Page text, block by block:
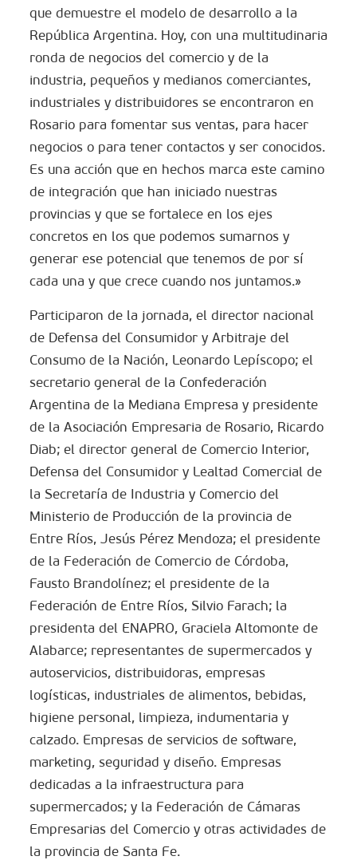
que demuestre el modelo de desarrollo a la
República Argentina. Hoy, con una multitudinaria
ronda de negocios del comercio y de la
industria, pequeños y medianos comerciantes,
industriales y distribuidores se encontraron en
Rosario para fomentar sus ventas, para hacer
negocios o para tener contactos y ser conocidos.
Es una acción que en hechos marca este camino
de integración que han iniciado nuestras
provincias y que se fortalece en los ejes
concretos en los que podemos sumarnos y
generar ese potencial que tenemos de por sí
cada una y que crece cuando nos juntamos.»
Participaron de la jornada, el director nacional
de Defensa del Consumidor y Arbitraje del
Consumo de la Nación, Leonardo Lepíscopo; el
secretario general de la Confederación
Argentina de la Mediana Empresa y presidente
de la Asociación Empresaria de Rosario, Ricardo
Diab; el director general de Comercio Interior,
Defensa del Consumidor y Lealtad Comercial de
la Secretaría de Industria y Comercio del
Ministerio de Producción de la provincia de
Entre Ríos, Jesús Pérez Mendoza; el presidente
de la Federación de Comercio de Córdoba,
Fausto Brandolínez; el presidente de la
Federación de Entre Ríos, Silvio Farach; la
presidenta del ENAPRO, Graciela Altomonte de
Alabarce; representantes de supermercados y
autoservicios, distribuidoras, empresas
logísticas, industriales de alimentos, bebidas,
higiene personal, limpieza, indumentaria y
calzado. Empresas de servicios de software,
marketing, seguridad y diseño. Empresas
dedicadas a la infraestructura para
supermercados; y la Federación de Cámaras
Empresarias del Comercio y otras actividades de
la provincia de Santa Fe.